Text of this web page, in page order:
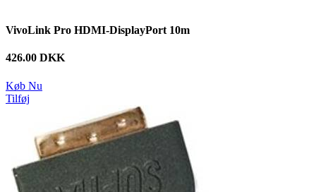
VivoLink Pro HDMI-DisplayPort 10m
426.00 DKK
Køb Nu
Tilføj